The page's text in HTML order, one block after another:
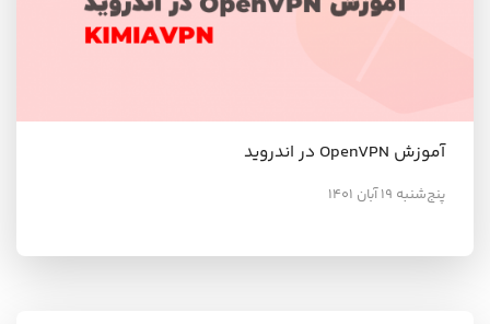
آموزش OpenVPN در اندروید
پنج‌شنبه ۱۹ آبان ۱۴۰۱